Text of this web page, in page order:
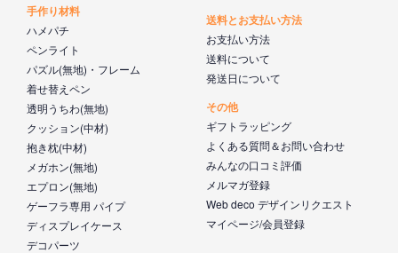
手作り材料
ハメパチ
ペンライト
パズル(無地)・フレーム
着せ替えペン
透明うちわ(無地)
クッション(中材)
抱き枕(中材)
メガホン(無地)
エプロン(無地)
ゲーフラ専用 パイプ
ディスプレイケース
デコパーツ
送料とお支払い方法
お支払い方法
送料について
発送日について
その他
ギフトラッピング
よくある質問＆お問い合わせ
みんなの口コミ評価
メルマガ登録
Web deco デザインリクエスト
マイページ/会員登録